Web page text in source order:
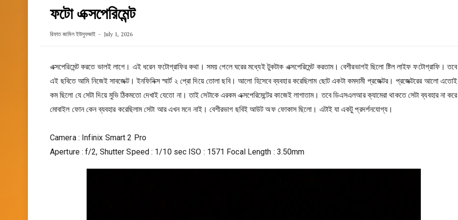
ফটো এক্সপেরিমেন্ট
রিফাত জামিল ইউসুফজাই July 1, 2026
এক্সপেরিমেন্ট করতে ভালই লাগে। এই ধরেন ফটোগ্রাফির কথা। সময় পেলে ঘরের মধ্যেই টুকটাক এক্সপেরিমেন্ট করতাম। বেশীরভাগই ছিলো ষ্টিল লাইফ ফটোগ্রাফি। তবে
এই ছবিতে আমি নিজেই সাবজেক্ট। ইনফিনিক্স স্মার্ট ২ প্রো দিয়ে তোলা ছবি। আলো হিসেবে ব্যবহার করেছিলাম ছোট একটা কমদামী প্রজেক্টর। প্রজেক্টরের আলো এতোই
কম ছিলো যে সেটা দিয়ে মুভি ঠিকমতো দেখাই যেতো না। তাই সেটাকে এরকম এক্সপেরিমেন্টের কাজেই লাগাতাম। তবে ডিএসএলআর ক্যামেরা থাকতে সেটা ব্যবহার না করে
মোবাইল ফোন কেন ব্যবহার করেছিলাম সেটা আর এখন মনে নাই। বেশীরভাগ ছবিই আউট অফ ফোকাস ছিলো। এটাই যা একটু প্রদর্শনযোগ্য।
Camera : Infinix Smart 2 Pro
Aperture : f/2, Shutter Speed : 1/10 sec ISO : 1571 Focal Length : 3.50mm